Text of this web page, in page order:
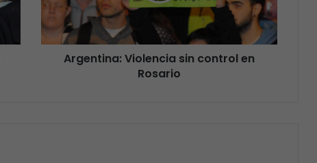
Argentina: Violencia sin control en
Rosario